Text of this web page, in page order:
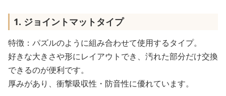
1. ジョイントマットタイプ
特徴：パズルのように組み合わせて使用するタイプ。
好きな大きさや形にレイアウトでき、汚れた部分だけ交換
できるのが便利です。
厚みがあり、衝撃吸収性・防音性に優れています。